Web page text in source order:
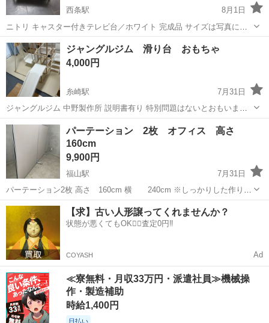
西条駅
8月1日
ニトリ キャスター付きテレビ台／ホワイト 完成品 サイズは写真に詳
細載せております。 ほぼ未使用状態ですので美品です。 説明書等あり
ません。 多少お値引き交渉可。 極端な交渉の方はお断り致します。
広島 東広島市 西条駅 オフィス用家具 キャスター
ジャングルジム 滑り台 おもちゃ
4,000円
糸崎駅
7月31日
ジャングルジム 中野製作所 説明書有り 特別問題はないとおもいます
が、中古品ということにご理解あるかたよろしくお願い致します。
広島 三原市 オフィス用家具 ジャングルジム
パーテーション 2枚 オフィス 高さ
160cm
9,900円
福山駅
7月31日
パーテーション2枚 高さ 160cm 横 240cm ※しっかりした作りで
オフィスにぴったりです。 ※写真 へこみあり 全体的にきれいです。
よろしくお願いします。
広島 福山市 福山駅 オフィス用家具 オフィス
【求】古い人形譲ってくれませんか？
状態が悪くてもOK🙆‍♀️査定0円‼️
COYASH Ad
≪寮無料・月収33万円・派遣社員≫機械操
作・製造補助
時給1,400円
日払い